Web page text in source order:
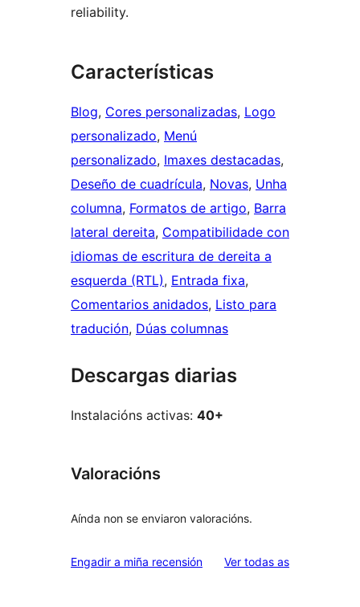
reliability.
Características
Blog, Cores personalizadas, Logo
personalizado, Menú
personalizado, Imaxes destacadas
Deseño de cuadrícula, Novas, Unha
columna, Formatos de artigo, Barra
lateral dereita, Compatibilidade con
idiomas de escritura de dereita a
esquerda (RTL), Entrada fixa
Comentarios anidados, Listo para
tradución, Dúas columnas
Descargas diarias
Instalacións activas: 40+
Valoracións
Aínda non se enviaron valoracións.
Engadir a miña recensión Ver todas asvaloracións